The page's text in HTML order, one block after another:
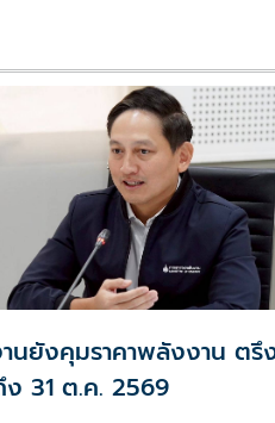
นยังคุมราคาพลังงาน ตรึ
ง 31 ต.ค. 2569